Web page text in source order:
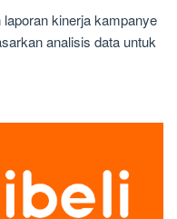
kinerja kampanye
analisis data untuk